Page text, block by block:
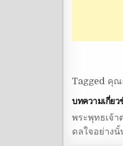
Tagged คุณ
บทความเกี่ยว
พระพุทธเจ้า
ดลใจอย่างนั้